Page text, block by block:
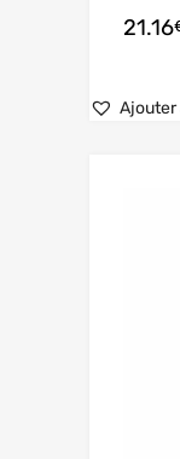
21.16
Ajouter